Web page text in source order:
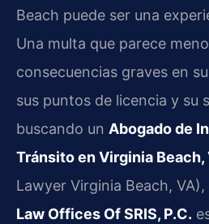
Beach puede ser una
Una multa que parece
consecuencias graves en
sus puntos de licencia y su
buscando un Abogado de
Tránsito en Virginia Beach,
Lawyer Virginia Beach,
Law Offices Of SRIS, P.C.